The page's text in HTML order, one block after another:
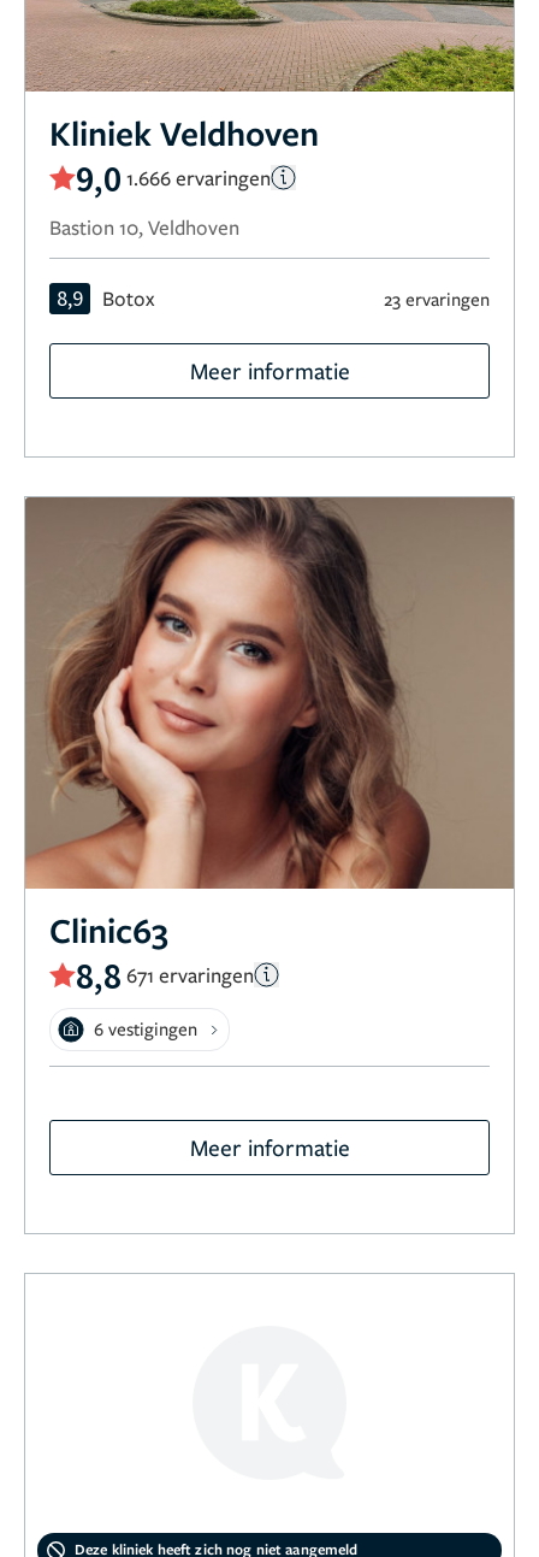
Kliniek Veldhoven
9,0 1.666 ervaringen
Bastion 10, Veldhoven
8,9 Botox 23 ervaringen
Meer informatie
Clinic63
8,8 671 ervaringen
6 vestigingen
Meer informatie
Deze kliniek heeft zich nog niet aangemeld